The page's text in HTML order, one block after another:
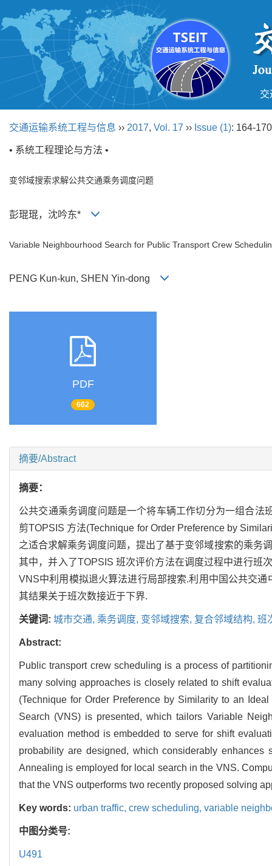
交
交通运输系统工程与信息 ›› 2017, Vol. 17 ›› Issue (1): 164-
• 系统工程理论与方法 •
变邻域搜索求解公共交通乘务调度问题
彭琨琨，沈吟东*
Variable Neighbourhood Search for Public Transport Crew
PENG Kun-kun, SHEN Yin-dong
PDF
662
摘要/Abstract
摘要：
公共交通乘务调度问题是一个将车辆工作切分为一组合
剪TOPSIS 方法(Technique for Order Preference by
之适合求解乘务调度问题，提出了基于变邻域搜索的乘务
其中，并入了TOPSIS 班次评价方法在调度过程中进行班
VNS中利用模拟退火算法进行局部搜索.利用中国公共交
其结果关于班次数接近于下界.
关键词: 城市交通, 乘务调度, 变邻域搜索, 复合邻域结构, 班
Abstract:
Public transport crew scheduling is a process of
many solving approaches is closely related to shift
(Technique for Order Preference by Similarity to an
Search (VNS) is presented, which tailors Variable
evaluation method is embedded to serve for shift
probability are designed, which considerably
Annealing is employed for local search in the VNS.
that the VNS outperforms two recently proposed solving
Key words: urban traffic, crew scheduling, variable
中图分类号:
U491